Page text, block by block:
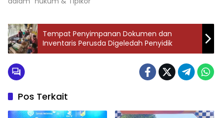
Tempat Penyimpanan Dokumen dan
Inventaris Perusda Digeledah Penyidik
Pos Terkait